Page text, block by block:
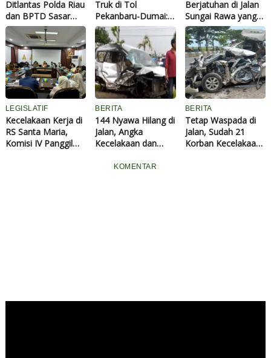
Ditlantas Polda Riau
dan BPTD Sasar
Angkutan Barang,
Cegah ODOL dan
Tekan Angka
Kecelakaan
Truk di Tol
Pekanbaru-Dumai: 2
Meninggal 16 Luka
Berjatuhan di Jalan
Sungai Rawa yang
Rusak Parah, Warga
Desak PT EPE Ikut
Bertanggung Jawab
LEGISLATIF
Kecelakaan Kerja di
RS Santa Maria,
Komisi IV Panggil
BERITA
144 Nyawa Hilang di
Jalan, Angka
Kecelakaan dan
Lebaran 2026
BERITA
Tetap Waspada di
Jalan, Sudah 21
Korban Kecelakaan
KOMENTAR